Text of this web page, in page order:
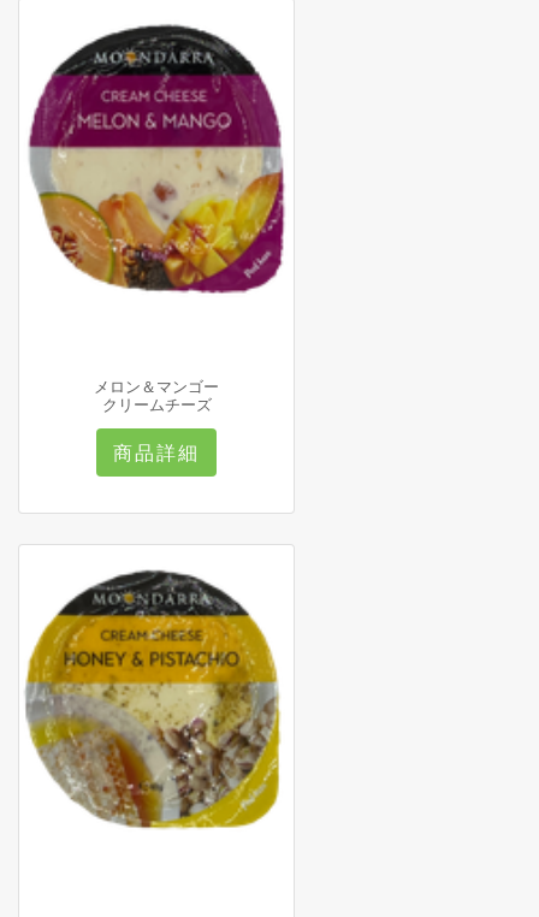
メロン＆マンゴー
クリームチーズ
商品詳細